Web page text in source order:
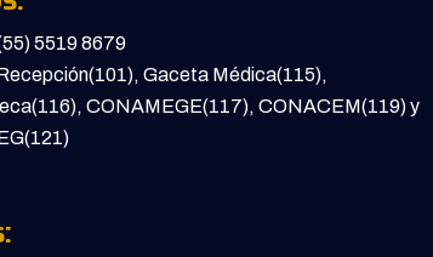
5519 8679
Gaceta Médica(115),
CONAMEGE(117), CONACEM(119) y